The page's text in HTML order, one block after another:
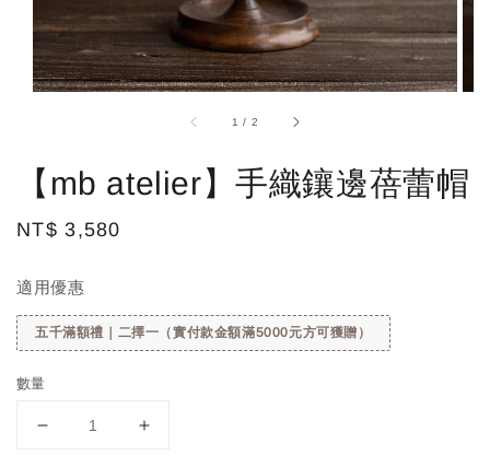
1 / 2
【mb atelier】手織鑲邊蓓蕾帽
Regular
NT$ 3,580
適用優惠
五千滿額禮｜二擇一（實付款金額滿5000元方可獲贈）
數量